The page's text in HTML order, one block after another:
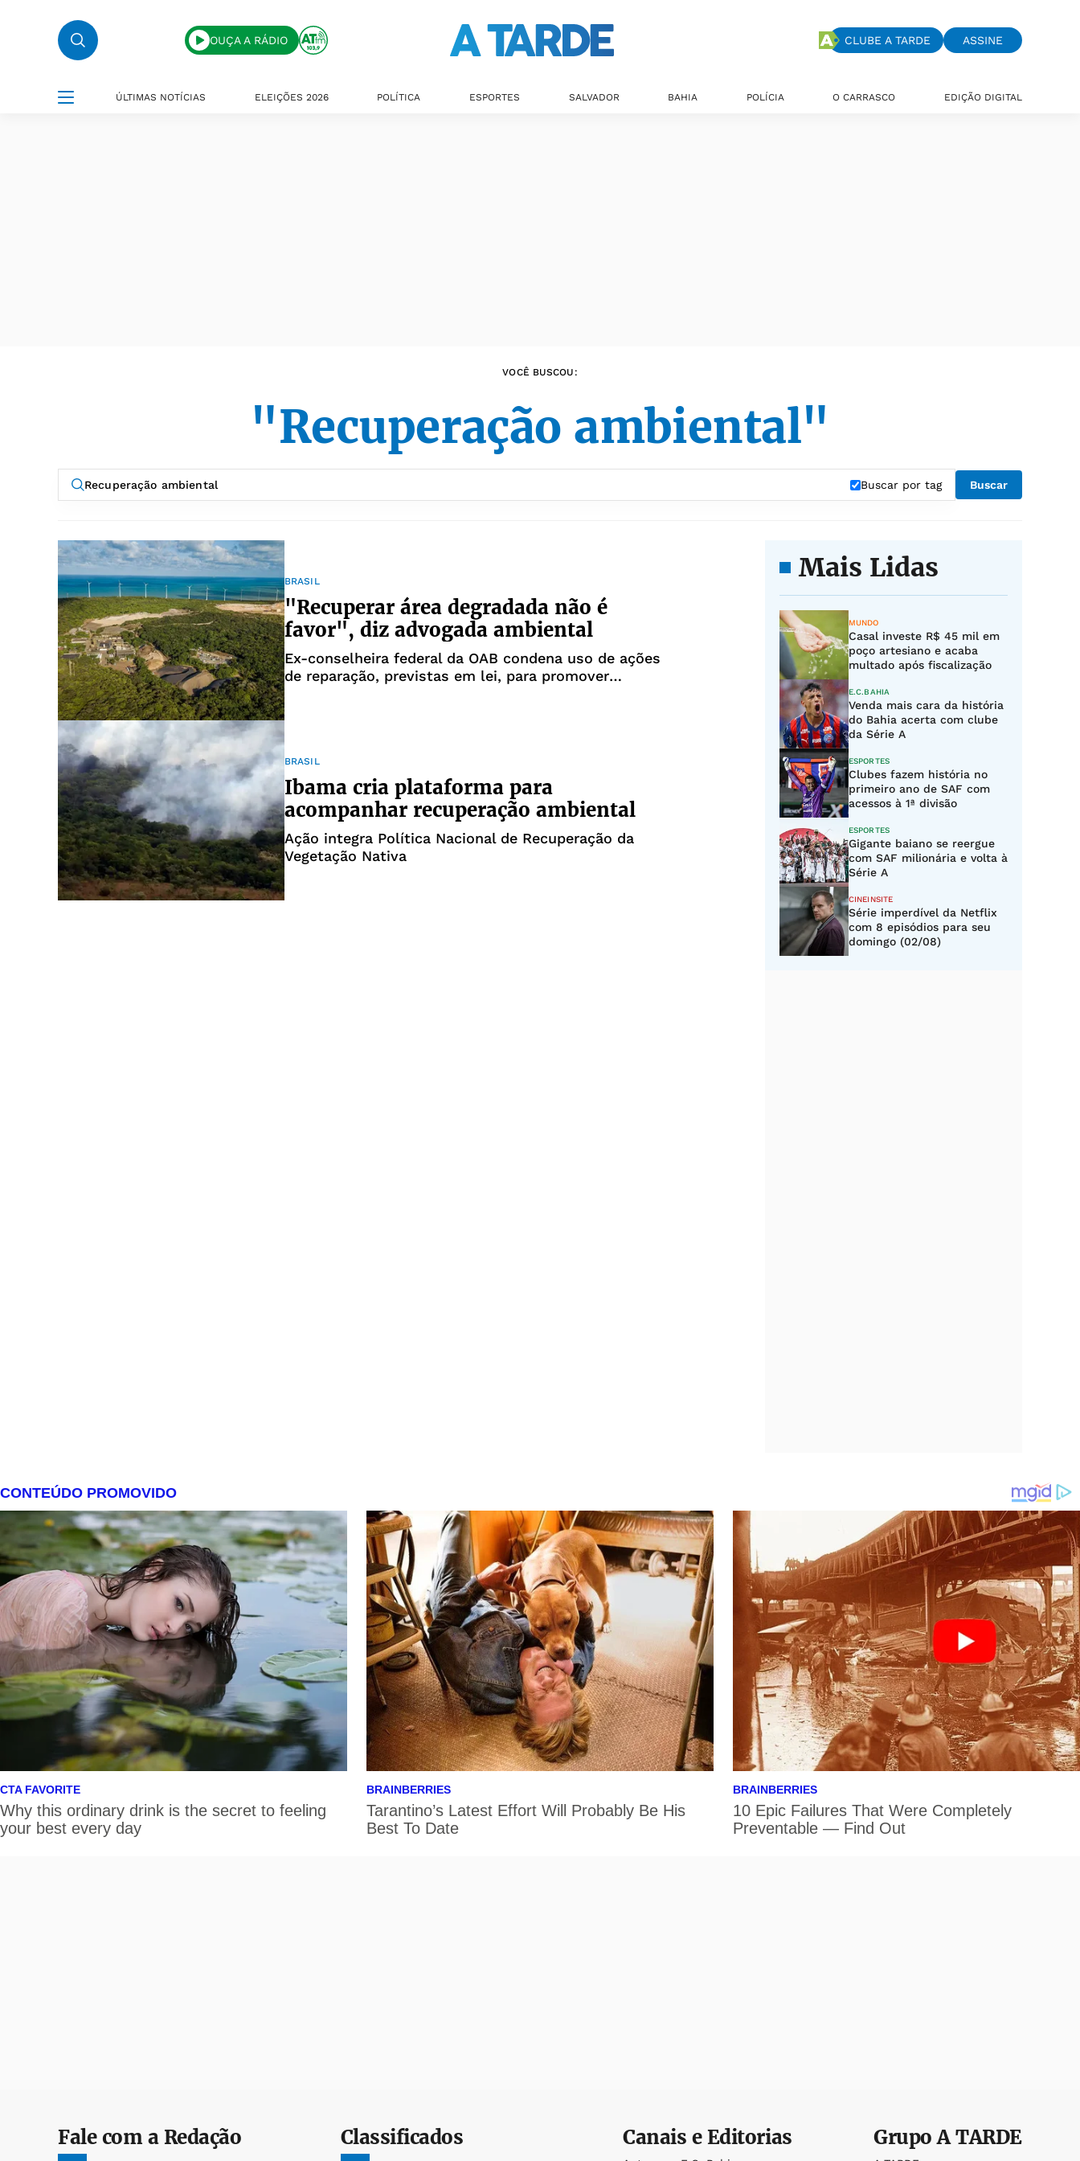
OUÇA A RÁDIO CLUBE A TARDE ASSINE
ÚLTIMAS NOTÍCIAS ELEIÇÕES 2026 POLÍTICA ESPORTES SALVADOR BAHIA POLÍCIA O CARRASCO EDIÇÃO DIGITAL
VOCÊ BUSCOU:
"Recuperação ambiental"
Buscar por tag Buscar
BRASIL
"Recuperar área degradada não é
favor", diz advogada ambiental
Ex-conselheira federal da OAB condena uso de ações
de reparação, previstas em lei, para promover
BRASIL
Ibama cria plataforma para
acompanhar recuperação ambiental
Ação integra Política Nacional de Recuperação da
Vegetação Nativa
Mais Lidas
MUNDO
Casal investe R$ 45 mil em
poço artesiano e acaba
multado após fiscalização
E.C.BAHIA
Venda mais cara da história
do Bahia acerta com clube
da Série A
ESPORTES
Clubes fazem história no
primeiro ano de SAF com
acessos à 1ª divisão
ESPORTES
Gigante baiano se reergue
com SAF milionária e volta à
Série A
CINEINSITE
Série imperdível da Netflix
com 8 episódios para seu
domingo (02/08)
Fale com a Redação Classificados Canais e Editorias GrupoA TARDE